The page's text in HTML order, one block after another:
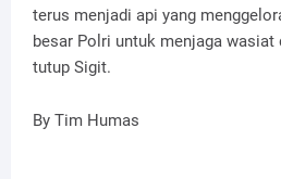
terus menjadi api yang
besar Polri untuk menjaga wasiat
tutup Sigit.
By Tim Humas